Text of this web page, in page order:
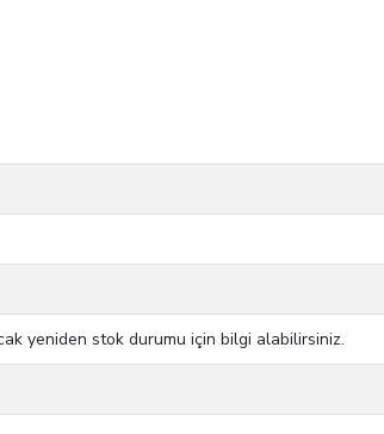
yeniden stok durumu için bilgi alabilirsiniz.